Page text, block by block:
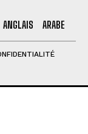
ANGLAIS ARABE